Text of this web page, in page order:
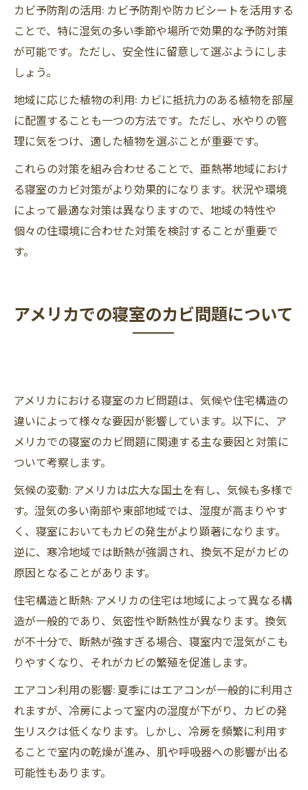
カビ予防剤の活用: カビ予防剤や防カビシートを活用する
ことで、特に湿気の多い季節や場所で効果的な予防対策
が可能です。ただし、安全性に留意して選ぶようにしま
しょう。
地域に応じた植物の利用: カビに抵抗力のある植物を部屋
に配置することも一つの方法です。ただし、水やりの管
理に気をつけ、適した植物を選ぶことが重要です。
これらの対策を組み合わせることで、亜熱帯地域におけ
る寝室のカビ対策がより効果的になります。状況や環境
によって最適な対策は異なりますので、地域の特性や
個々の住環境に合わせた対策を検討することが重要で
す。
アメリカでの寝室のカビ問題について
アメリカにおける寝室のカビ問題は、気候や住宅構造の
違いによって様々な要因が影響しています。以下に、ア
メリカでの寝室のカビ問題に関連する主な要因と対策に
ついて考察します。
気候の変動: アメリカは広大な国土を有し、気候も多様で
す。湿気の多い南部や東部地域では、湿度が高まりやす
く、寝室においてもカビの発生がより顕著になります。
逆に、寒冷地域では断熱が強調され、換気不足がカビの
原因となることがあります。
住宅構造と断熱: アメリカの住宅は地域によって異なる構
造が一般的であり、気密性や断熱性が異なります。換気
が不十分で、断熱が強すぎる場合、寝室内で湿気がこも
りやすくなり、それがカビの繁殖を促進します。
エアコン利用の影響: 夏季にはエアコンが一般的に利用さ
れますが、冷房によって室内の湿度が下がり、カビの発
生リスクは低くなります。しかし、冷房を頻繁に利用す
ることで室内の乾燥が進み、肌や呼吸器への影響が出る
可能性もあります。